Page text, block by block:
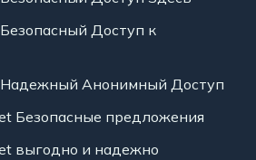
Доступ к
Надежный Анонимный Доступ
Безопасные предложения
выгодно и надежно